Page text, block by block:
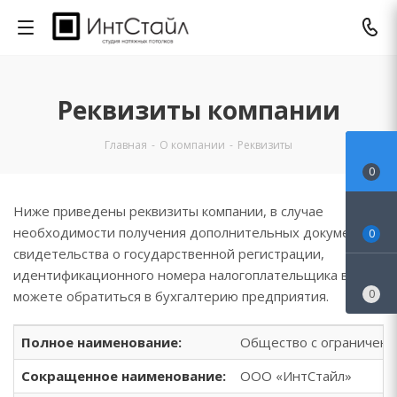
Реквизиты компании
Главная - О компании - Реквизиты
Ниже приведены реквизиты компании, в случае
необходимости получения дополнительных документов:
свидетельства о государственной регистрации,
идентификационного номера налогоплательщика вы
можете обратиться в бухгалтерию предприятия.
Полное наименование:
Общество с
Сокращенное наименование:
ООО «ИнтСтайл»
0
0
0